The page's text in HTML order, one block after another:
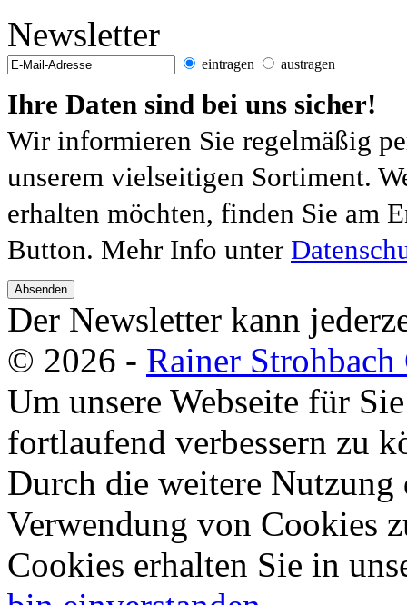
Newsletter
eintragen austragen
Ihre Daten sind bei uns sicher!
Wir informieren Sie regelmäßig
unserem vielseitigen Sortiment.
erhalten möchten, finden Sie am
Button. Mehr Info unter
Absenden
Der Newsletter kann
© 2026 - Rainer
Um unsere Webseite für
fortlaufend verbessern zu
Durch die weitere Nutzung
Verwendung von Cookies
Cookies erhalten Sie in